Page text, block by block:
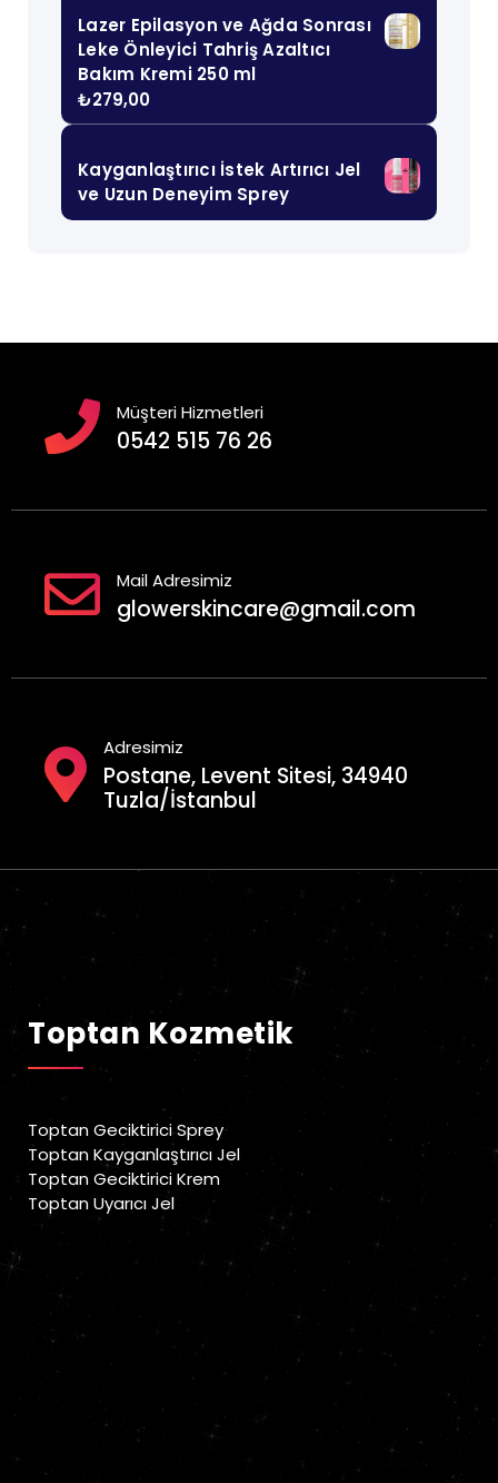
Lazer Epilasyon ve Ağda Sonrası
Leke Önleyici Tahriş Azaltıcı
Bakım Kremi 250 ml
₺279,00
Kayganlaştırıcı İstek Artırıcı Jel
ve Uzun Deneyim Sprey
Müşteri Hizmetleri
0542 515 76 26
Mail Adresimiz
glowerskincare@gmail.com
Adresimiz
Postane, Levent Sitesi, 34940
Tuzla/İstanbul
Toptan Kozmetik
Toptan Geciktirici Sprey
Toptan Kayganlaştırıcı Jel
Toptan Geciktirici Krem
Toptan Uyarıcı Jel